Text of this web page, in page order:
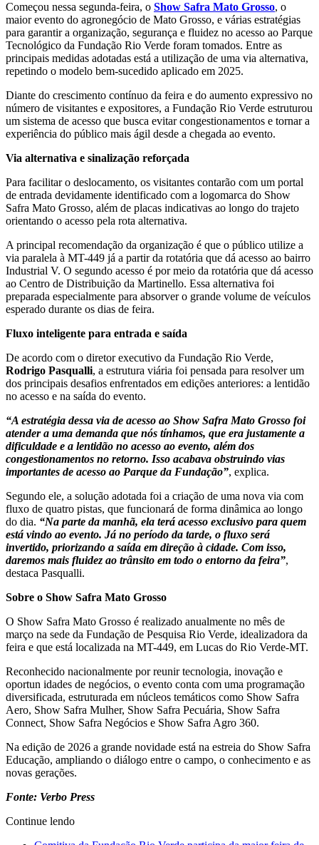
Começou nessa segunda-feira, o Show Safra Mato Grosso, o
maior evento do agronegócio de Mato Grosso, e várias estratégias
para garantir a organização, segurança e fluidez no acesso ao Parque
Tecnológico da Fundação Rio Verde foram tomados. Entre as
principais medidas adotadas está a utilização de uma via alternativa,
repetindo o modelo bem-sucedido aplicado em 2025.
Diante do crescimento contínuo da feira e do aumento expressivo no
número de visitantes e expositores, a Fundação Rio Verde estruturou
um sistema de acesso que busca evitar congestionamentos e tornar a
experiência do público mais ágil desde a chegada ao evento.
Via alternativa e sinalização reforçada
Para facilitar o deslocamento, os visitantes contarão com um portal
de entrada devidamente identificado com a logomarca do Show
Safra Mato Grosso, além de placas indicativas ao longo do trajeto
orientando o acesso pela rota alternativa.
A principal recomendação da organização é que o público utilize a
via paralela à MT-449 já a partir da rotatória que dá acesso ao bairro
Industrial V. O segundo acesso é por meio da rotatória que dá acesso
ao Centro de Distribuição da Martinello. Essa alternativa foi
preparada especialmente para absorver o grande volume de veículos
esperado durante os dias de feira.
Fluxo inteligente para entrada e saída
De acordo com o diretor executivo da Fundação Rio Verde,
Rodrigo Pasqualli, a estrutura viária foi pensada para resolver um
dos principais desafios enfrentados em edições anteriores: a lentidão
no acesso e na saída do evento.
“A estratégia dessa via de acesso ao Show Safra Mato Grosso foi
atender a uma demanda que nós tínhamos, que era justamente a
dificuldade e a lentidão no acesso ao evento, além dos
congestionamentos no retorno. Isso acabava obstruindo vias
importantes de acesso ao Parque da Fundação”, explica.
Segundo ele, a solução adotada foi a criação de uma nova via com
fluxo de quatro pistas, que funcionará de forma dinâmica ao longo
do dia. “Na parte da manhã, ela terá acesso exclusivo para quem
está vindo ao evento. Já no período da tarde, o fluxo será
invertido, priorizando a saída em direção à cidade. Com isso,
daremos mais fluidez ao trânsito em todo o entorno da feira”,
destaca Pasqualli.
Sobre o Show Safra Mato Grosso
O Show Safra Mato Grosso é realizado anualmente no mês de
março na sede da Fundação de Pesquisa Rio Verde, idealizadora da
feira e que está localizada na MT-449, em Lucas do Rio Verde-MT.
Reconhecido nacionalmente por reunir tecnologia, inovação e
oportun idades de negócios, o evento conta com uma programação
diversificada, estruturada em núcleos temáticos como Show Safra
Aero, Show Safra Mulher, Show Safra Pecuária, Show Safra
Connect, Show Safra Negócios e Show Safra Agro 360.
Na edição de 2026 a grande novidade está na estreia do Show Safra
Educação, ampliando o diálogo entre o campo, o conhecimento e as
novas gerações.
Fonte: Verbo Press
Continue lendo